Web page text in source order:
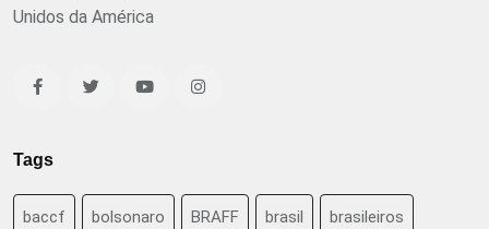
Unidos da América
Tags
baccf bolsonaro BRAFF brasil brasileiros